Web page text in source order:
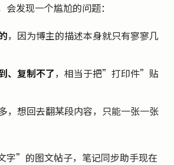
发现一个尴尬的问题：
，因为博主的描述本身就只有寥寥几
、复制不了，相当于把”打印件”贴
，想回去翻某段内容，只能一张一张
字”的图文帖子，笔记同步助手现在